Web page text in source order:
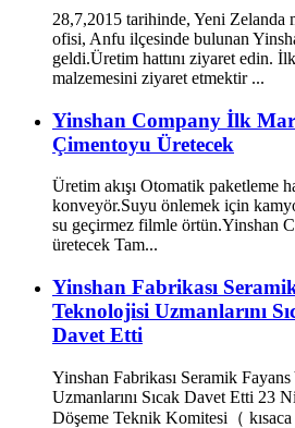
28,7,2015 tarihinde, Yeni Zelanda
ofisi, Anfu ilçesinde bulunan
geldi.Üretim hattını ziyaret edin.
malzemesini ziyaret etmektir ...
Yinshan Company İlk
Çimentoyu Üretecek
Üretim akışı Otomatik paketleme
konveyör.Suyu önlemek için
su geçirmez filmle örtün.Yinshan
üretecek Tam...
Yinshan Fabrikası
Teknolojisi Uzmanlarını
Davet Etti
Yinshan Fabrikası Seramik Fayans
Uzmanlarını Sıcak Davet Etti 23
Döşeme Teknik Komitesi（